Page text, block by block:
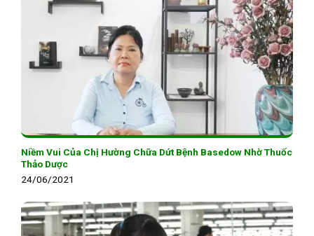
Niềm Vui Của Chị Hường Chữa Dứt Bệnh Basedow Nhờ Thuốc
Thảo Dược
24/06/2021